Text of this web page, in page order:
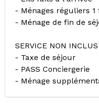
- Ménages réguliers
- Ménage de fin de
SERVICE NON INCLUS
- Taxe de séjour
- PASS Conciergerie
- Ménage